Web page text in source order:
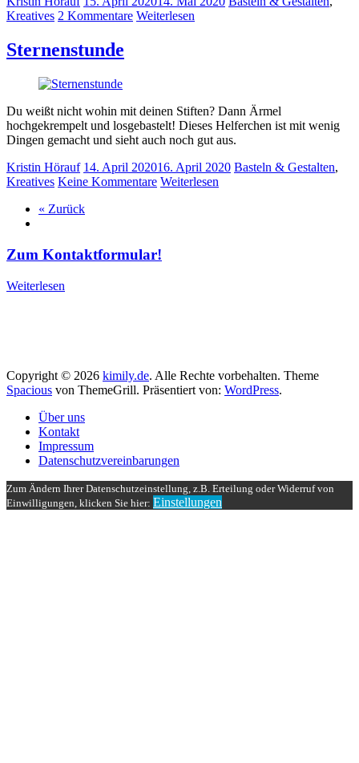
Kreatives 2 Kommentare Weiterlesen
Sternenstunde
Du weißt nicht wohin mit deinen Stiften? Dann Ärmel
hochgekrempelt und losgebastelt! Dieses Helferchen ist mit wenig
Dingen gemacht und sieht auch noch gut aus.
Kristin Hörauf 14. April 202016. April 2020 Basteln & Gestalten,
Kreatives Keine Kommentare Weiterlesen
« Zurück
Zum Kontaktformular!
Weiterlesen
Copyright © 2026 kimily.de. Alle Rechte vorbehalten. Theme
Spacious von ThemeGrill. Präsentiert von: WordPress.
Über uns
Kontakt
Impressum
Datenschutzvereinbarungen
Zum Ändern Ihrer Datenschutzeinstellung, z.B. Erteilung oder Widerruf von
Einwilligungen, klicken Sie hier: Einstellungen